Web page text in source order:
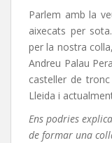
Parlem amb la
aixecats per
per la nostra
Andreu Palau
casteller de
Lleida i
Ens podries
de formar una